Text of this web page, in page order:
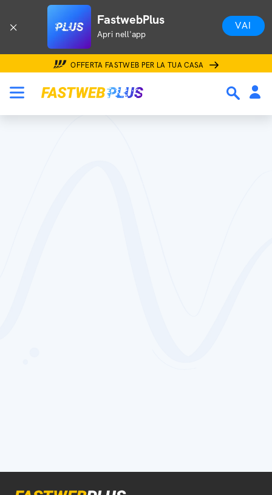
FastwebPlus
Apri nell'app
VAI
OFFERTA FASTWEB PER LA TUA CASA